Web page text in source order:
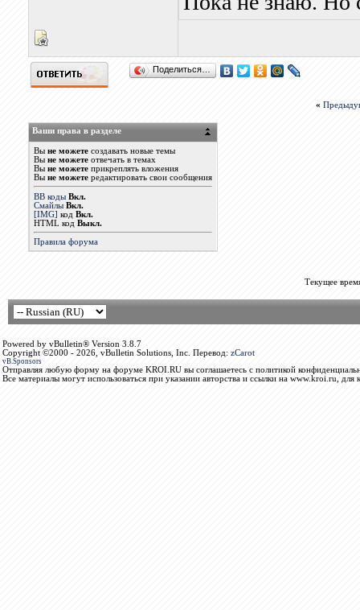
Поделиться…
«
Ваши права в разделе
Вы не можетесоздавать новые темы
Вы не можетеотвечать в темах
Вы не можетеприкреплять вложения
Вы не можетередактировать свои сообщения
BB коды Вкл.
Смайлы Вкл.
[IMG] код Вкл.
HTML код Выкл.
Правила форума
Текущее
Powered by vBulletin® Version 3.8.7
Copyright ©2000 - 2026, vBulletin Solutions, Inc. Перевод: zCarot
vB.Sponsors
Отправляя любую форму на форуме KROI.RU вы соглашаетесь с политикой
Все материалы могут использоваться при указании авторства и ссылки на www.kroi.ru, для